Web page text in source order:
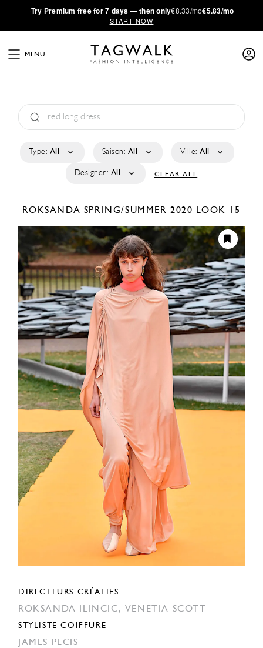
·Try Premium free for 7 days — then only€8.33/mo€5.83/mo
START NOW
MENU
Type: All Saison: All Ville: All
Designer: All CLEAR ALL
ROKSANDA SPRING/SUMMER 2020 LOOK 15
DIRECTEURS CRÉATIFS
ROKSANDA ILINCIC, VENETIA SCOTT
STYLISTE COIFFURE
JAMES PECIS